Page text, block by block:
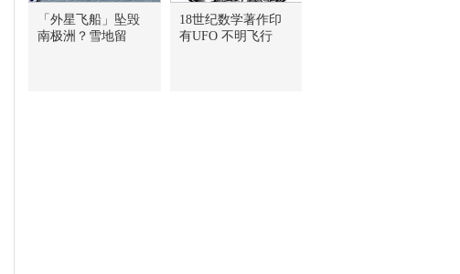
「外星飞船」坠毁
南极洲？雪地留
18世纪数学著作印
有UFO 不明飞行